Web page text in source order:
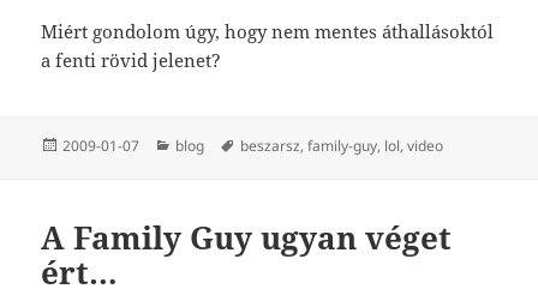
Miért gondolom úgy, hogy nem mentes áthallásoktól
a fenti rövid jelenet?
Közzétéve
2009-01-07 Kategória
blog Címke
beszarsz,family-guy, lol,video
A Family Guy ugyan véget
ért…